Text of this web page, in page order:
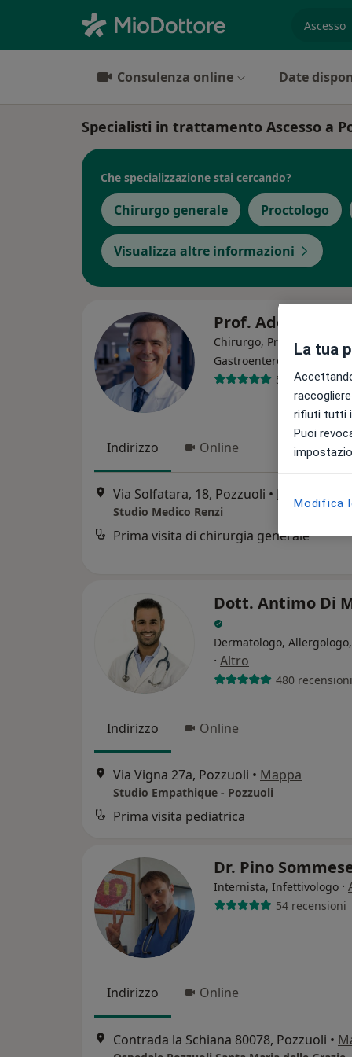
Consulenza online Date
Specialisti in trattamento Ascesso a
Che specializzazione stai cercando?
Chirurgo generale Proctologo
Visualizza altre informazioni
Prof. Adolfo
Chirurgo, Proctologo,
Gastroenterologo · Altro
549 recensioni
Indirizzo Online
Via Solfatara, 18, Pozzuoli • Mappa
Studio Medico Renzi
Prima visita di chirurgia generale
Dott. Antimo Di
Dermatologo,
· Altro
480 recensioni
Indirizzo Online
Via Vigna 27a, Pozzuoli • Mappa
Studio Empathique - Pozzuoli
Prima visita pediatrica
Dr. Pino
Internista, Infettivologo ·
54 recensioni
Indirizzo Online
Contrada la Schiana 80078, Pozzuoli •
La tua
rifiuti tutti i
Puoi
Modifica